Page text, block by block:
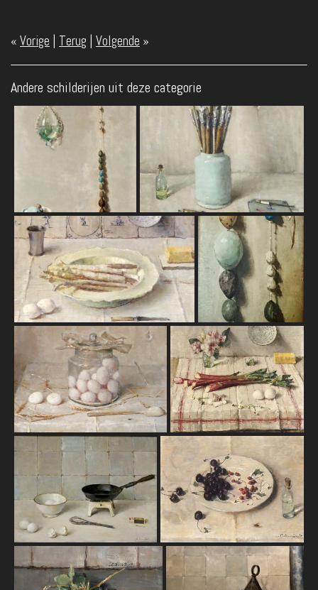
« Vorige | Terug | Volgende »
Andere schilderijen uit deze categorie